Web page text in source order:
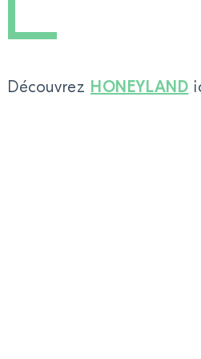
Découvrez HONEYLAND